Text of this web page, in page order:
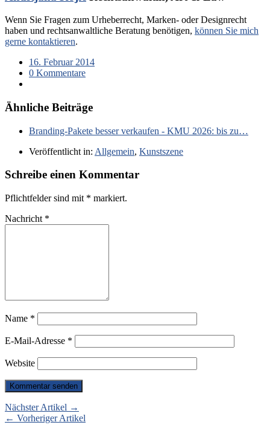
Wenn Sie Fragen zum Urheberrecht, Marken- oder Designrecht
haben und rechtsanwaltliche Beratung benötigen, können Sie mich
gerne kontaktieren.
16. Februar 2014
0 Kommentare
Ähnliche Beiträge
Branding-Pakete besser verkaufen - KMU 2026: bis zu…
Veröffentlicht in: Allgemein, Kunstszene
Schreibe einen Kommentar
Pflichtfelder sind mit * markiert.
Nachricht *
Name *
E-Mail-Adresse *
Website
Nächster Artikel →
← Vorheriger Artikel